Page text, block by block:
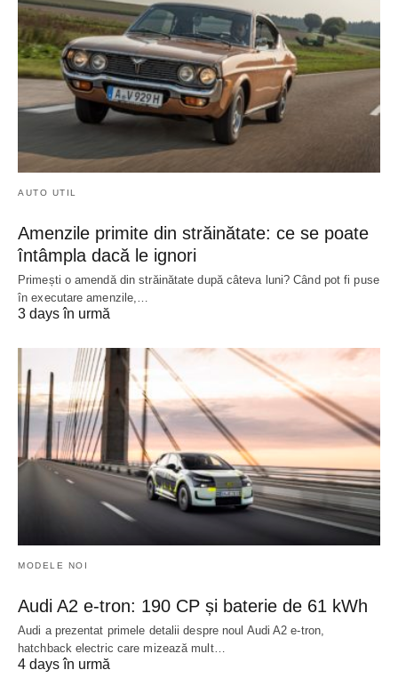
AUTO UTIL
Amenzile primite din străinătate: ce se poate
întâmpla dacă le ignori
Primești o amendă din străinătate după câteva luni? Când pot fi puse
în executare amenzile,…
3 days în urmă
MODELE NOI
Audi A2 e-tron: 190 CP și baterie de 61 kWh
Audi a prezentat primele detalii despre noul Audi A2 e-tron,
hatchback electric care mizează mult…
4 days în urmă